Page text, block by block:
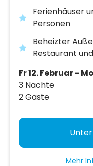
Ferienhäuser
Personen
Beheizter
Restaurant
Fr 12. Februar -
3 Nächte
2 Gäste
Mehr